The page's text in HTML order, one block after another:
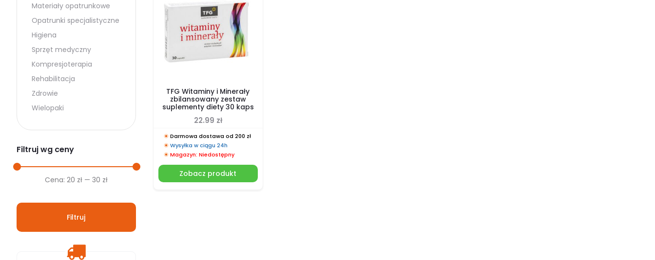
TFG Witaminy i Minerały
zbilansowany zestaw
suplementy diety 30 kaps
22.99 zł
Darmowa dostawa od 200 zł
Wysyłka w ciągu 24h
Magazyn: Niedostępny
Zobacz produkt
Materiały opatrunkowe
Opatrunki specjalistyczne
Higiena
Sprzęt medyczny
Kompresjoterapia
Rehabilitacja
Zdrowie
Wielopaki
Filtruj wg ceny
Cena
Cena
Filtruj
Cena: 20 zł— 30 zł